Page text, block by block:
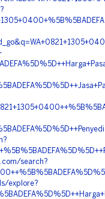
search?
explore?